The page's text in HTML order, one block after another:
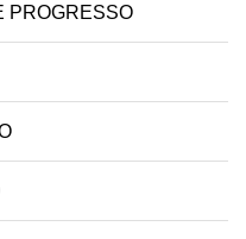
PROGRESSO